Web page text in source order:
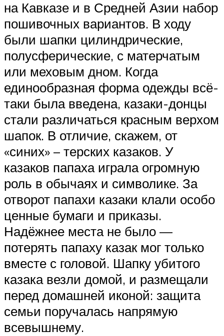
на Кавказе и в Средней Азии набор
пошивочных вариантов. В ходу
были шапки цилиндрические,
полусферические, с матерчатым
или меховым дном. Когда
единообразная форма одежды всё-
таки была введена, казаки-донцы
стали различаться красным верхом
шапок. В отличие, скажем, от
«синих» – терских казаков. У
казаков папаха играла огромную
роль в обычаях и символике. За
отворот папахи казаки клали особо
ценные бумаги и приказы.
Надёжнее места не было —
потерять папаху казак мог только
вместе с головой. Шапку убитого
казака везли домой, и размещали
перед домашней иконой: защита
семьи поручалась напрямую
всевышнему.